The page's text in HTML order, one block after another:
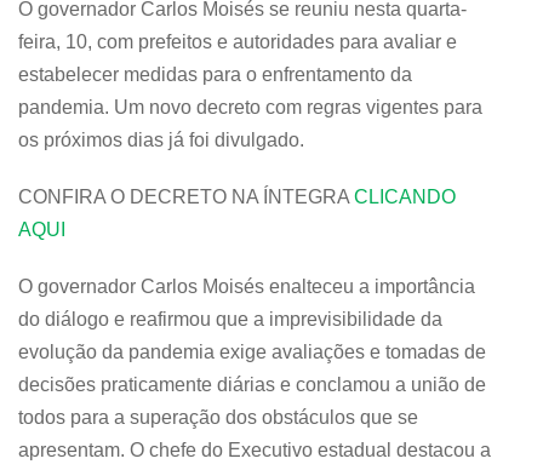
O governador Carlos Moisés se reuniu nesta quarta-
feira, 10, com prefeitos e autoridades para avaliar e
estabelecer medidas para o enfrentamento da
pandemia. Um novo decreto com regras vigentes para
os próximos dias já foi divulgado.
CONFIRA O DECRETO NA ÍNTEGRA CLICANDO
AQUI
O governador Carlos Moisés enalteceu a importância
do diálogo e reafirmou que a imprevisibilidade da
evolução da pandemia exige avaliações e tomadas de
decisões praticamente diárias e conclamou a união de
todos para a superação dos obstáculos que se
apresentam. O chefe do Executivo estadual destacou a